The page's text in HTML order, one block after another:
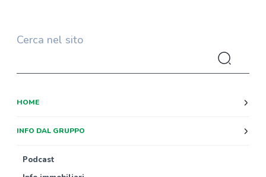
Cerca nel sito
HOME
INFO DAL GRUPPO
Podcast